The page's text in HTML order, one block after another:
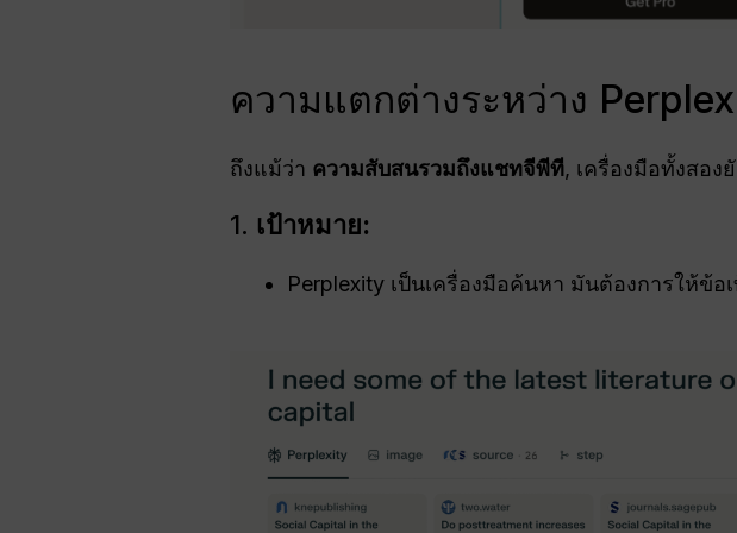
ความแตกต่างระหว่าง
ถึงแม้ว่า ความสับสนรวมถึงแชทจีพีที, เครื่องมือทั้งสอ
1. เป้าหมาย:
Perplexity เป็นเครื่องมือค้นหา มันต้องการให้ข้